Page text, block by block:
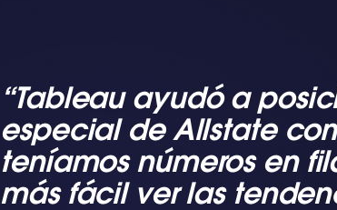
“Tableau ayudó a
especial de Allstate
teníamos números en
más fácil ver las